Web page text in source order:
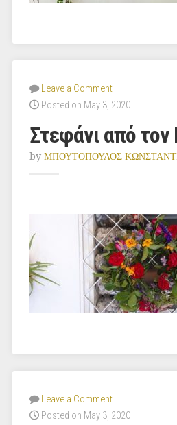
Leave a Comment
Posted on May 3, 2020
Στεφάνι από
by ΜΠΟΥΤΟΠΟΥΛΟΣ
Leave a Comment
Posted on May 3, 2020